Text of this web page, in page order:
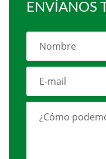
ENVÍANOS